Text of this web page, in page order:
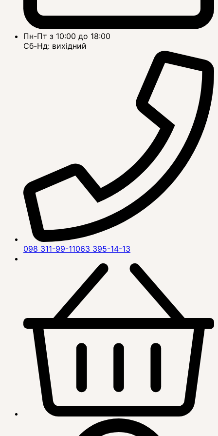
Пн-Пт з 10:00 до 18:00
Сб-Нд: вихідний
098 311-99-11063 395-14-13